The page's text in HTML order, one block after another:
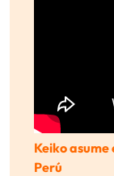
Keiko asume
Perú